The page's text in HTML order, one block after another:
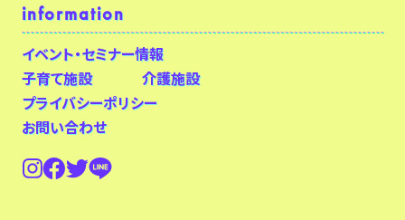
information
イベント・セミナー情報
子育て施設
介護施設
プライバシーポリシー
お問い合わせ